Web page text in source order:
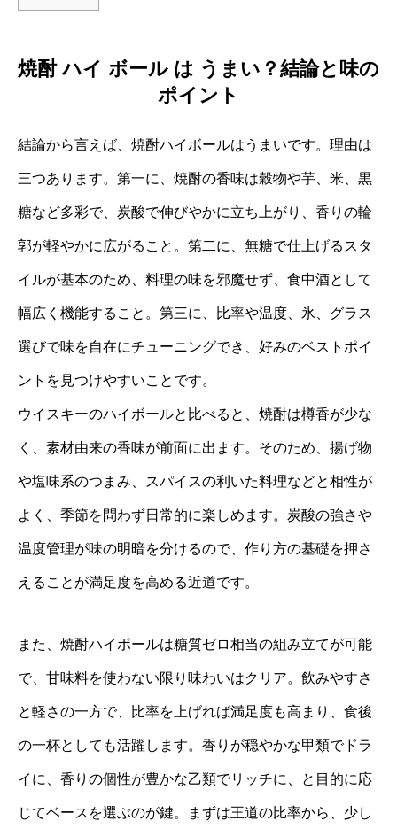
焼酎 ハイ ボール は うまい？結論と味の
ポイント
結論から言えば、焼酎ハイボールはうまいです。理由は
三つあります。第一に、焼酎の香味は穀物や芋、米、黒
糖など多彩で、炭酸で伸びやかに立ち上がり、香りの輪
郭が軽やかに広がること。第二に、無糖で仕上げるスタ
イルが基本のため、料理の味を邪魔せず、食中酒として
幅広く機能すること。第三に、比率や温度、氷、グラス
選びで味を自在にチューニングでき、好みのベストポイ
ントを見つけやすいことです。
ウイスキーのハイボールと比べると、焼酎は樽香が少な
く、素材由来の香味が前面に出ます。そのため、揚げ物
や塩味系のつまみ、スパイスの利いた料理などと相性が
よく、季節を問わず日常的に楽しめます。炭酸の強さや
温度管理が味の明暗を分けるので、作り方の基礎を押さ
えることが満足度を高める近道です。
また、焼酎ハイボールは糖質ゼロ相当の組み立てが可能
で、甘味料を使わない限り味わいはクリア。飲みやすさ
と軽さの一方で、比率を上げれば満足度も高まり、食後
の一杯としても活躍します。香りが穏やかな甲類でドラ
イに、香りの個性が豊かな乙類でリッチに、と目的に応
じてベースを選ぶのが鍵。まずは王道の比率から、少し